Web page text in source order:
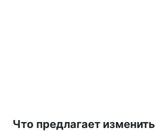
Что предлагает изменить